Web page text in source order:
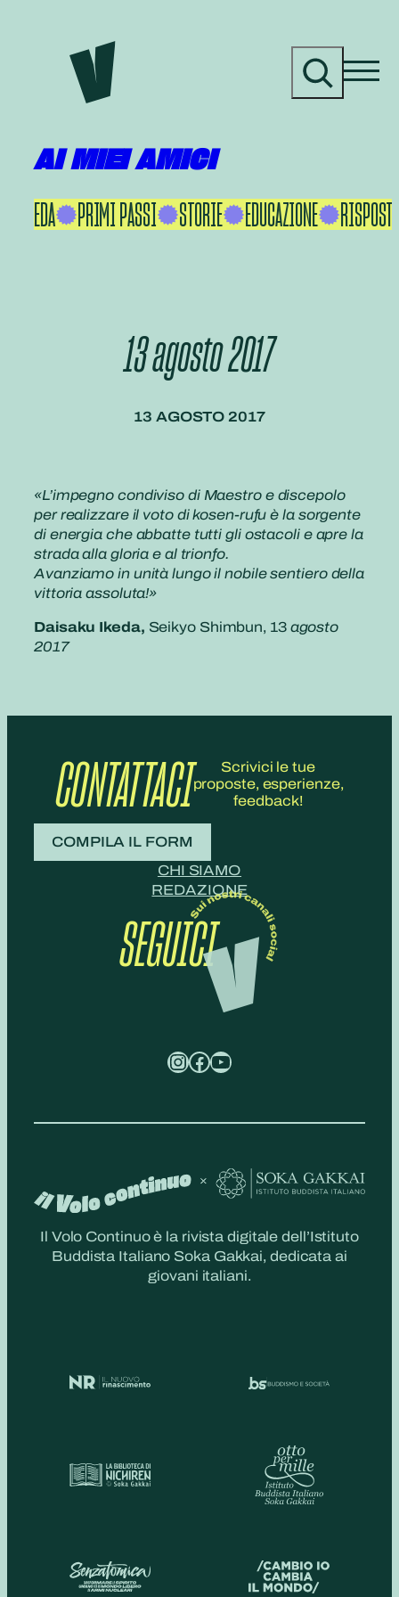
contenuto
r
AI MIEI AMICI
IKEDA PRIMI PASSI STORIE EDUCAZIONE
13 agosto 2017
13 AGOSTO 2017
«L’impegno condiviso di Maestro e discepolo
per realizzare il voto di kosen-rufu è la sorgente
di energia che abbatte tutti gli ostacoli e apre la
strada alla gloria e al trionfo.
Avanziamo in unità lungo il nobile sentiero della
vittoria assoluta!»
Daisaku Ikeda, Seikyo Shimbun, 13agosto
2017
CONTATTACI
Scrivici le tue
proposte, esperienze,
feedback!
COMPILA IL FORM
CHI SIAMO
REDAZIONE
SEGUICI
InstagramFacebook YouTube
Il Volo Continuo è la rivista digitale dell’Istituto
Buddista Italiano Soka Gakkai, dedicata ai
giovani italiani.